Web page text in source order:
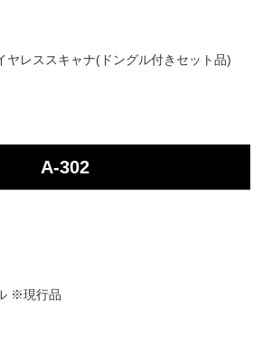
ヤレススキャナ(ドングル付きセット品)
A-302
※現行品